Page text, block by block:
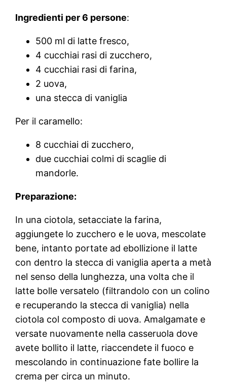
Ingredienti per 6 persone:
500 ml di latte fresco,
4 cucchiai rasi di zucchero,
4 cucchiai rasi di farina,
2 uova,
una stecca di vaniglia
Per il caramello:
8 cucchiai di zucchero,
due cucchiai colmi di scaglie di
mandorle.
Preparazione:
In una ciotola, setacciate la farina,
aggiungete lo zucchero e le uova, mescolate
bene, intanto portate ad ebollizione il latte
con dentro la stecca di vaniglia aperta a metà
nel senso della lunghezza, una volta che il
latte bolle versatelo (filtrandolo con un colino
e recuperando la stecca di vaniglia) nella
ciotola col composto di uova. Amalgamate e
versate nuovamente nella casseruola dove
avete bollito il latte, riaccendete il fuoco e
mescolando in continuazione fate bollire la
crema per circa un minuto.